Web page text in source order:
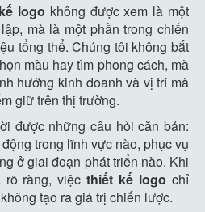
logo không được xem là một
mà là một phần trong chiến
tổng thể. Chúng tôi không bắt
màu hay tìm phong cách, mà
hướng kinh doanh và vị trí mà
giữ trên thị trường.
được những câu hỏi căn bản:
trong lĩnh vực nào, phục vụ
ở giai đoạn phát triển nào. Khi
rõ ràng, việcthiết kế logo chỉ
tạo ra giá trị chiến lược.